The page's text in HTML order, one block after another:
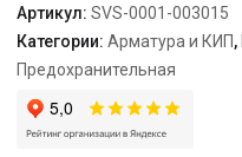
Артикул: SVS-0001-003015
Категории: Арматура и КИП,
Предохранительная